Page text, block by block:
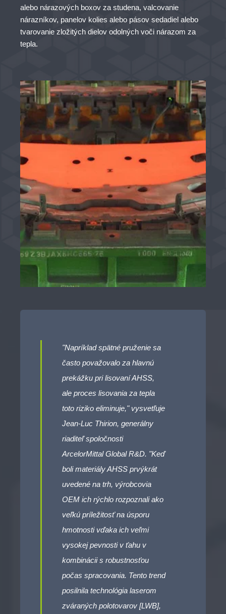
alebo nárazových boxov za studena, valcovanie
nárazníkov, panelov kolies alebo pásov sedadiel alebo
tvarovanie zložitých dielov odolných voči nárazom za
tepla.
"Napríklad spätné pruženie sa
často považovalo za hlavnú
prekážku pri lisovaní AHSS,
ale proces lisovania za tepla
toto riziko eliminuje," vysvetľuje
Jean-Luc Thirion, generálny
riaditeľ spoločnosti
ArcelorMittal Global R&D. "Keď
boli materiály AHSS prvýkrát
uvedené na trh, výrobcovia
OEM ich rýchlo rozpoznali ako
veľkú príležitosť na úsporu
hmotnosti vďaka ich veľmi
vysokej pevnosti v ťahu v
kombinácii s robustnosťou
počas spracovania. Tento trend
posilnila technológia laserom
zváraných polotovarov [LWB],